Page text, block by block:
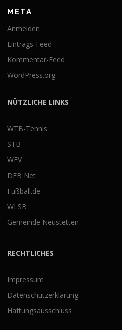
META
Anmelden
Eintrags-Feed
Kommentar-Feed
WordPress.org
NÜTZLICHE LINKS
WTB-Tennis
STB
WFV
DFB Net
Fußball.de
WLSB
Gemeinde Neustetten
RECHTLICHES
Impressum
Datenschutzerklärung
Haftungsausschluss